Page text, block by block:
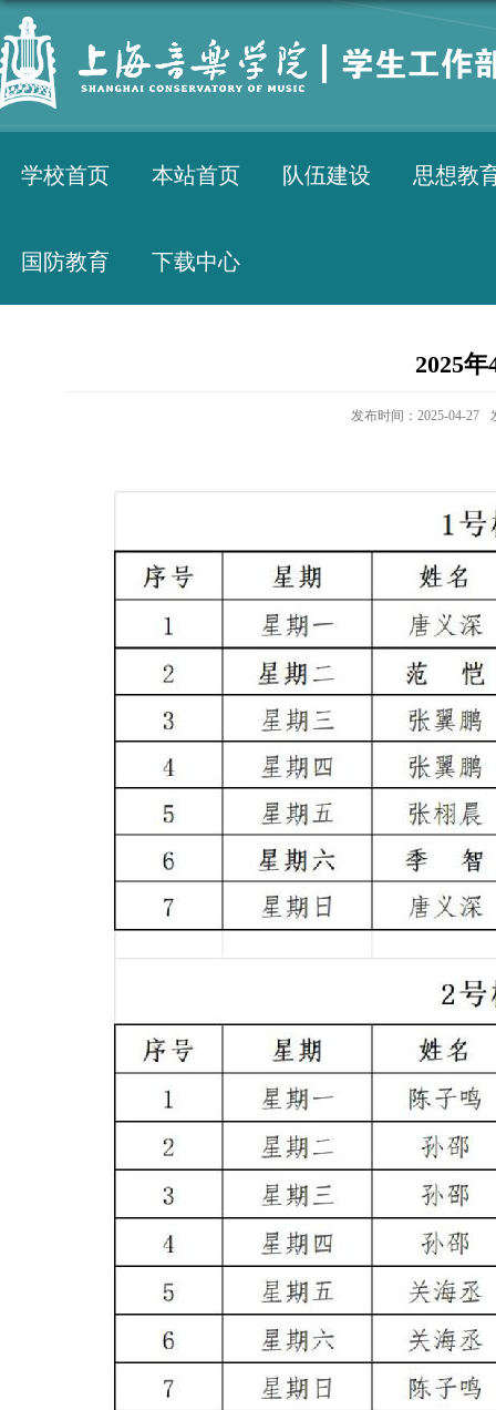
学校首页 本站首页 队伍建设 思想教
国防教育 下载中心
2025
发布时间：2025-04-27